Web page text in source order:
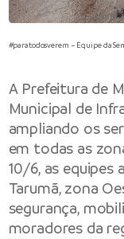
#paratodosverem – Equipe da
A Prefeitura de
Municipal de
ampliando os
em todas as
10/6, as equipes
Tarumã, zona
segurança,
moradores da